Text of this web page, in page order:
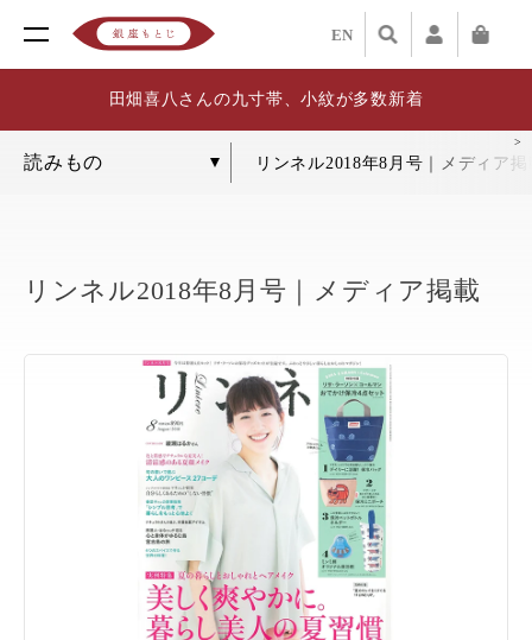
EN
田畑喜八さんの九寸帯、小紋が多数新着
リンネル2018年8月号｜メディア掲
リンネル2018年8月号｜メディア掲載